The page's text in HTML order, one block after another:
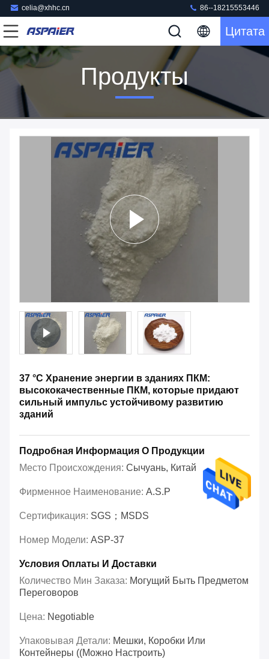
celia@xhhc.cn 86--18215553446
Цитата
Продукты
37 °C Хранение энергии в зданиях ПКМ:
высококачественные ПКМ, которые придают
сильный импульс устойчивому развитию
зданий
Подробная Информация О Продукции
Место Происхождения: Сычуань, Китай
Фирменное Наименование: A.S.P
Сертификация: SGS；MSDS
Номер Модели: ASP-37
Условия Оплаты И Доставки
Количество Мин Заказа: Могущий Быть Предметом
Переговоров
Цена: Negotiable
Упаковывая Детали: Мешки, Коробки Или
Контейнеры ((Можно Настроить)